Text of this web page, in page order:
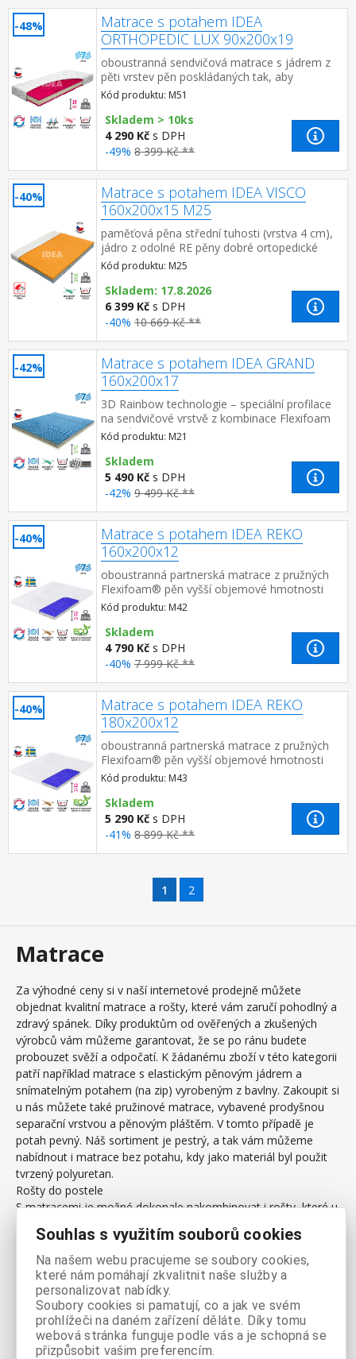
-48%
Matrace s potahem IDEA
ORTHOPEDIC LUX 90x200x19
oboustranná sendvičová matrace s jádrem z
pěti vrstev pěn poskládaných tak, aby
podporovaly tělo a páteř při spánku rozdílná
tuhost pěn na ložníc...
Kód produktu: M51
Skladem > 10ks
4 290 Kč s DPH
-49% 8 399 Kč **
-40%
Matrace s potahem IDEA VISCO
160x200x15 M25
paměťová pěna střední tuhosti (vrstva 4 cm),
jádro z odolné RE pěny dobré ortopedické
vlastností a dlouhá životnost matrace vhodná
pro všechny typy ro...
Kód produktu: M25
Skladem: 17.8.2026
6 399 Kč s DPH
-40% 10 669 Kč **
-42%
Matrace s potahem IDEA GRAND
160x200x17
3D Rainbow technologie – speciální profilace
na sendvičové vrstvě z kombinace Flexifoam
pěn různých vlastností a tuhostí, která zajišťuje
komfort, vzd...
Kód produktu: M21
Skladem
5 490 Kč s DPH
-42% 9 499 Kč **
-40%
Matrace s potahem IDEA REKO
160x200x12
oboustranná partnerská matrace z pružných
Flexifoam® pěn vyšší objemové hmotnosti
pro stabilitu, nosnost a dlouhou
životnost měkčí strana RELAX m...
Kód produktu: M42
Skladem
4 790 Kč s DPH
-40% 7 999 Kč **
-40%
Matrace s potahem IDEA REKO
180x200x12
oboustranná partnerská matrace z pružných
Flexifoam® pěn vyšší objemové hmotnosti
pro stabilitu, nosnost a dlouhou
životnost měkčí strana RELAX m...
Kód produktu: M43
Skladem
5 290 Kč s DPH
-41% 8 899 Kč **
1 2
Matrace
Za výhodné ceny si v naší internetové prodejně můžete
objednat kvalitní matrace a rošty, které vám zaručí pohodlný a
zdravý spánek. Díky produktům od ověřených a zkušených
výrobců vám můžeme garantovat, že se po ránu budete
probouzet svěží a odpočatí. K žádanému zboží v této kategorii
patří například matrace s elastickým pěnovým jádrem a
snímatelným potahem (na zip) vyrobeným z bavlny. Zakoupit si
u nás můžete také pružinové matrace, vybavené prodyšnou
separační vrstvou a pěnovým pláštěm. V tomto případě je
potah pevný. Náš sortiment je pestrý, a tak vám můžeme
nabídnout i matrace bez potahu, kdy jako materiál byl použit
tvrzený polyuretan.
Rošty do postele
S matracemi je možné dokonale nakombinovat i rošty, které u
nás také cenově výhodně pořídíte. Dlouhou životností a
ideálními parametry vynikají rošty ze smrkového masivu (počet
latí – 14), patřící mezi nejžádanější zboží. K přednostem roštů,
které jsou součástí naší nabídky, se řadí především jejich
maximální prodyšnost. Latě zespodu správně větrají, a proto
nedochází k zapaření či ke vzniku nežádoucí plísně.
Matrace a rošty – objednávejte z pohodlí vlastního domova!
Máme pro vás připraveny matrace a rošty, které výrobce
Souhlas s využitím souborů cookies
Na našem webu pracujeme se soubory cookies,
které nám pomáhají zkvalitnit naše služby a
personalizovat nabídky.
Soubory cookies si pamatují, co a jak ve svém
prohlížeči na daném zařízení děláte. Díky tomu
webová stránka funguje podle vás a je schopná se
přizpůsobit vašim preferencím.